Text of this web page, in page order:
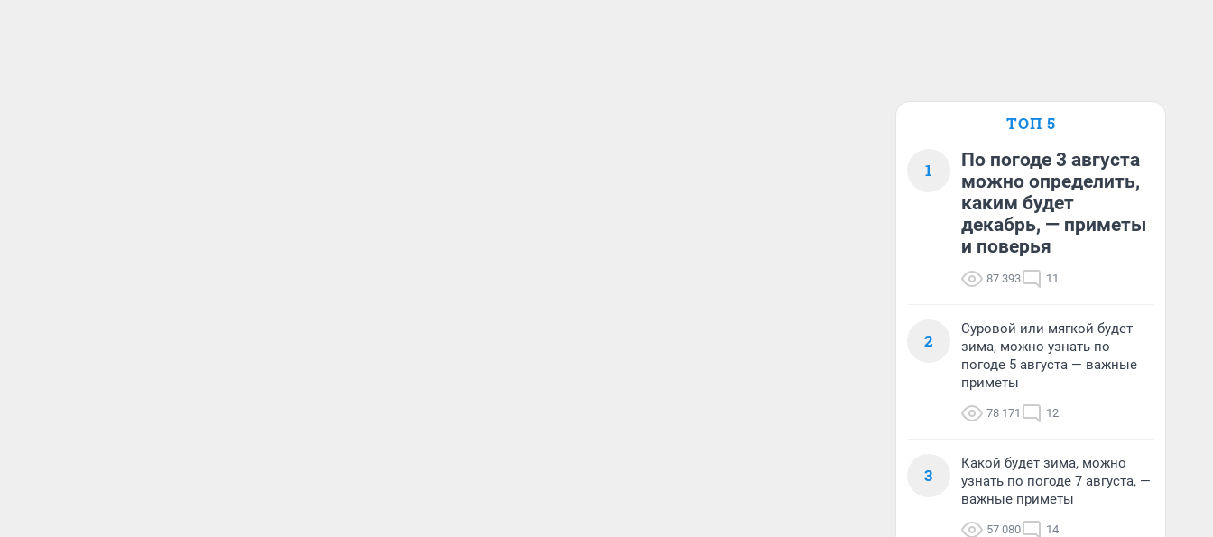
ТОП 5
1
По погоде 3 августа
можно определить,
каким будет
декабрь, — приметы
и поверья
87 393 11
2
Суровой или мягкой будет
зима, можно узнать по
погоде 5 августа — важные
приметы
78 171 12
3
Какой будет зима, можно
узнать по погоде 7 августа, —
важные приметы
57 080 14